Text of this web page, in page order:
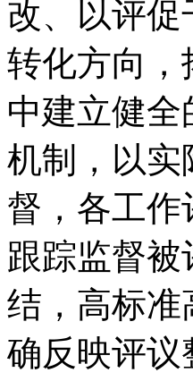
改、以评
转化方向，
中建立健
机制，以实
督，各工
跟踪监督
结，高标准
确反映评议